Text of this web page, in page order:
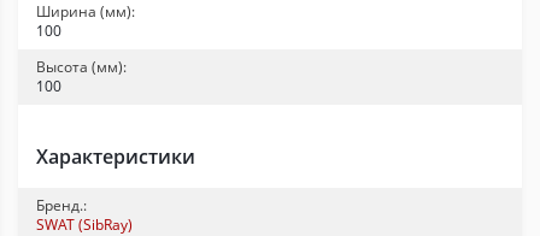
Ширина (мм):
100
Высота (мм):
100
Характеристики
Бренд.:
SWAT (SibRay)